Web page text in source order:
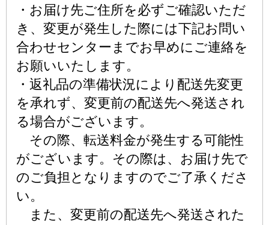
・お届け先ご住所を必ずご確認いただ
き、変更が発生した際には下記お問い
合わせセンターまでお早めにご連絡を
お願いいたします。
・返礼品の準備状況により配送先変更
を承れず、変更前の配送先へ発送され
る場合がございます。
その際、転送料金が発生する可能性
がございます。その際は、お届け先で
のご負担となりますのでご了承くださ
い。
また、変更前の配送先へ発送された